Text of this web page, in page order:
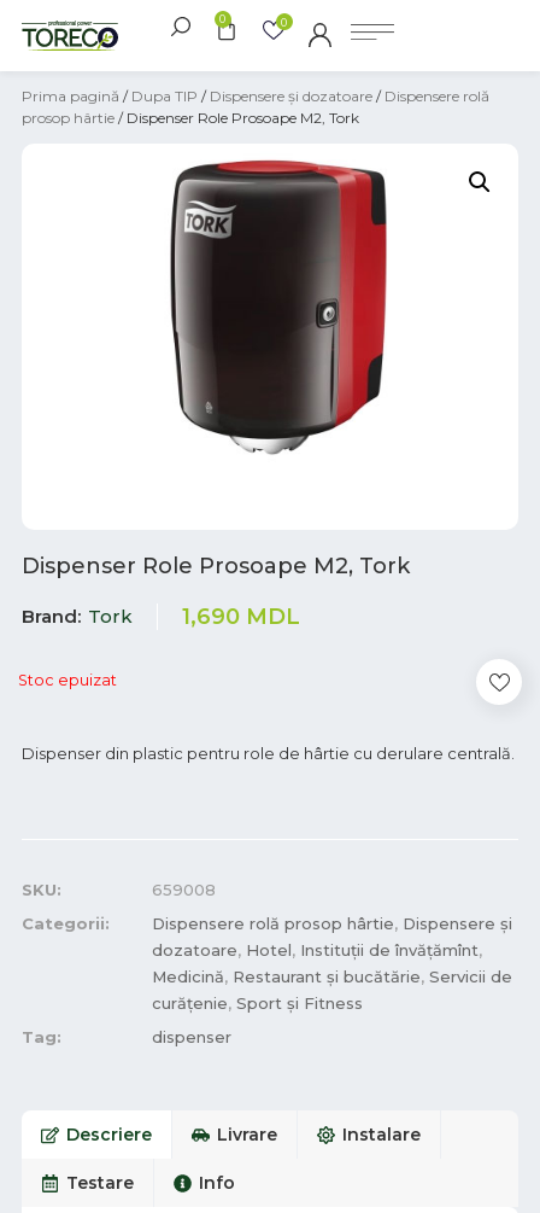
0 0
Prima pagină / Dupa TIP / Dispensere și dozatoare / Dispensere rolă
prosop hârtie / Dispenser Role Prosoape M2, Tork
Dispenser Role Prosoape M2, Tork
Brand Tork 1,690 MDL
Stoc epuizat
Dispenser din plastic pentru role de hârtie cu derulare centrală.
SKU:
659008
Categorii:
Dispensere rolă prosop hârtie, Dispensere și
dozatoare, Hotel, Instituții de învățămînt,
Medicină, Restaurant și bucătărie, Servicii de
curățenie, Sport și Fitness
Tag:
dispenser
Descriere Livrare Instalare
Testare Info